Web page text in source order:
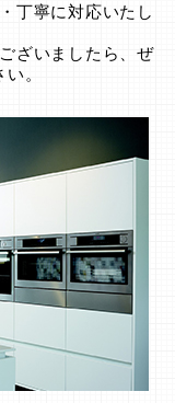
丁寧に対応いたし
ざいましたら、ぜ
。